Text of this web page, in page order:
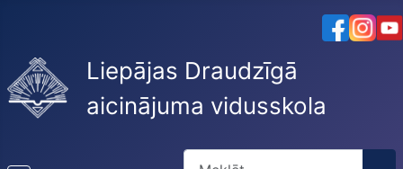
Liepājas Draudzīgā
aicinājuma vidusskola